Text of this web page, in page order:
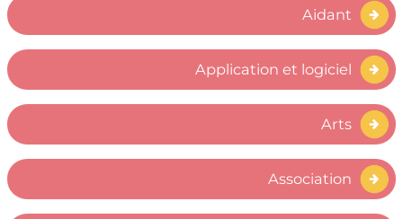
Aidant
Application et logiciel
Arts
Association